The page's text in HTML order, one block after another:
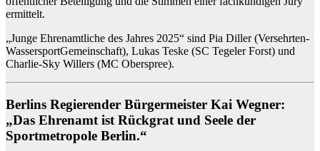
ermittelt.
„Junge Ehrenamtliche des Jahres 2025“ sind Pia Diller (Versehrten-
WassersportGemeinschaft), Lukas Teske (SC Tegeler Forst) und
Charlie-Sky Willers (MC Oberspree).
Berlins Regierender Bürgermeister Kai Wegner:
„Das Ehrenamt ist Rückgrat und Seele der
Sportmetropole Berlin.“